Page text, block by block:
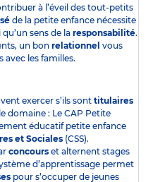
à l’éveil des tout-petits
de la petite enfance nécessite
sens de laresponsabilité.
un bon relationnel vous
avec les familles.
exercer s’ils sont titulaires
domaine : Le CAP Petite
éducatif petite enfance
et Sociales (CSS).
concours et alternent stages
d’apprentissage permet
pour s’occuper de jeunes